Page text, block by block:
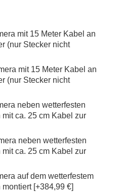
mit 15 Meter Kabel an
(nur Stecker nicht
mit 15 Meter Kabel an
(nur Stecker nicht
neben wetterfesten
ca. 25 cm Kabel zur
neben wetterfesten
ca. 25 cm Kabel zur
auf dem wetterfestem
[+384,99 €]